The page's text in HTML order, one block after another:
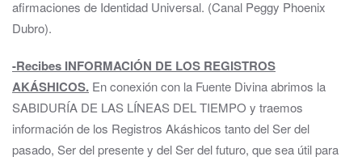
afirmaciones de Identidad Universal. (Canal Peggy Phoenix
Dubro).
-Recibes INFORMACIÓN DE LOS REGISTROS
AKÁSHICOS. En conexión con la Fuente Divina abrimos la
SABIDURÍA DE LAS LÍNEAS DEL TIEMPO y traemos
información de los Registros Akáshicos tanto del Ser del
pasado, Ser del presente y del Ser del futuro, que sea útil para